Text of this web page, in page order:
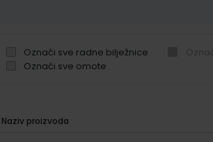
Označi sve radne bilježnice
Označi sve omote
Naziv proizvoda